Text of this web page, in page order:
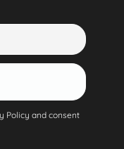
Policy and consent